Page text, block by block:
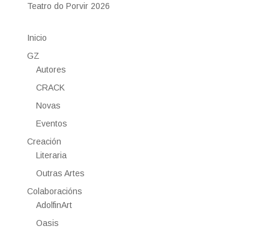
Teatro do Porvir 2026
Inicio
GZ
Autores
CRACK
Novas
Eventos
Creación
Literaria
Outras Artes
Colaboracións
AdolfinArt
Oasis